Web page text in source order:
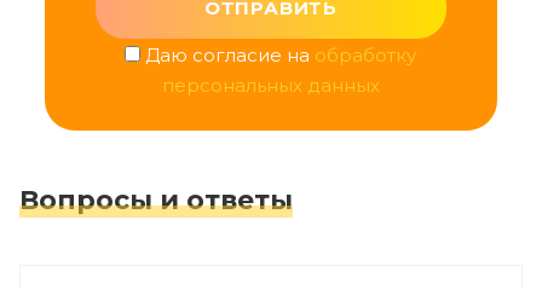
Даю согласие на обработку
персональных данных
Вопросы и ответы